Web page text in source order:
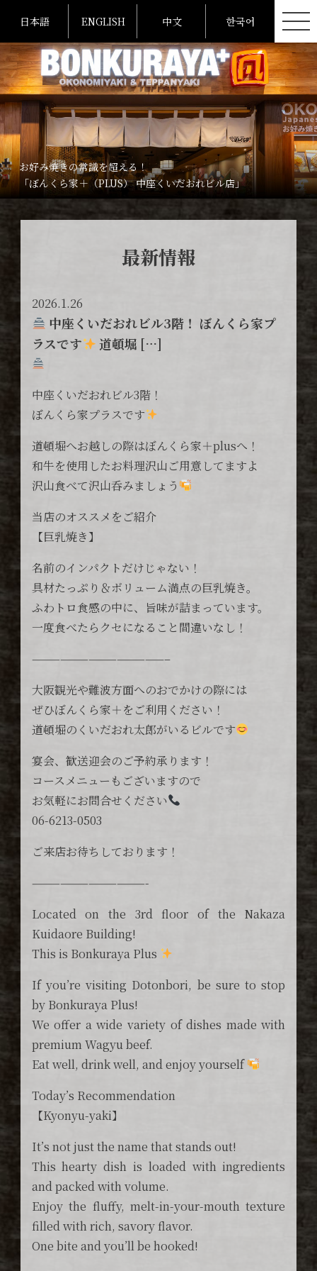
日本語 ENGLISH 中文 한국어
お好み焼きの常識を超える！
「ぼんくら家＋（PLUS） 中座くいだおれビル店」
最新情報
2026.1.26
中座くいだおれビル3階！ ぼんくら家プ
ラスです
道頓堀 […]
中座くいだおれビル3階！
ぼんくら家プラスです
道頓堀へお越しの際はぼんくら家＋plusへ！
和牛を使用したお料理沢山ご用意してますよ
沢山食べて沢山呑みましょう
当店のオススメをご紹介
【巨乳焼き】
名前のインパクトだけじゃない！
具材たっぷり＆ボリューム満点の巨乳焼き。
ふわトロ食感の中に、旨味が詰まっています。
一度食べたらクセになること間違いなし！
——————————————–
大阪観光や難波方面へのおでかけの際には
ぜひぼんくら家＋をご利用ください！
道頓堀のくいだおれ太郎がいるビルです
宴会、歓送迎会のご予約承ります！
コースメニューもございますので
お気軽にお問合せください
06-6213-0503
ご来店お待ちしております！
————————————-
Located on the 3rd floor of the Nakaza
Kuidaore Building!
This is Bonkuraya Plus
If you’re visiting Dotonbori, be sure to stop
by Bonkuraya Plus!
We offer a wide variety of dishes made with
premium Wagyu beef.
Eat well, drink well, and enjoy yourself
Today’s Recommendation
【Kyonyu-yaki】
It’s not just the name that stands out!
This hearty dish is loaded with ingredients
and packed with volume.
Enjoy the fluffy, melt-in-your-mouth texture
filled with rich, savory flavor.
One bite and you’ll be hooked!